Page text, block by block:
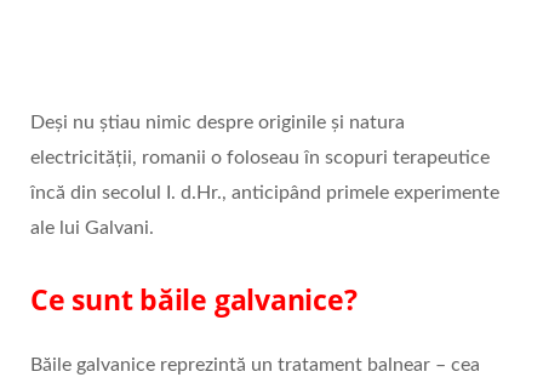
Deși nu știau nimic despre originile și natura
electricității, romanii o foloseau în scopuri terapeutice
încă din secolul I. d.Hr., anticipând primele experimente
ale lui Galvani.
Ce sunt băile galvanice?
Băile galvanice reprezintă un tratament balnear – cea